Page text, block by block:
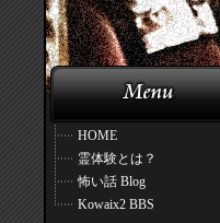
HOME
霊体験とは？
怖い話 Blog
Kowaix2 BBS